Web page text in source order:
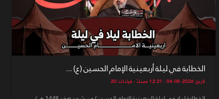
الخطابة في ليلة أربعينية الإمام الحسين (ع) ...
تاريخ: 2026-08-04 - 12:21 مساءً - قراءات: 20